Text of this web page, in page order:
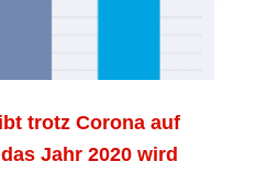
trotz Corona auf
Jahr 2020 wird